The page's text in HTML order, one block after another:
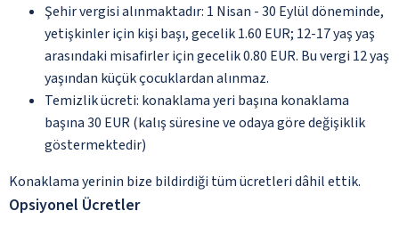
Şehir vergisi alınmaktadır: 1 Nisan - 30 Eylül döneminde,
yetişkinler için kişi başı, gecelik 1.60 EUR; 12-17 yaş yaş
arasındaki misafirler için gecelik 0.80 EUR. Bu vergi 12 yaş
yaşından küçük çocuklardan alınmaz.
Temizlik ücreti: konaklama yeri başına konaklama
başına 30 EUR (kalış süresine ve odaya göre değişiklik
göstermektedir)
Konaklama yerinin bize bildirdiği tüm ücretleri dâhil ettik.
Opsiyonel Ücretler